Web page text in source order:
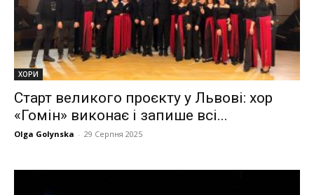
ХОРИ
Старт великого проєкту у Львові: хор
«Гомін» виконає і запише всі...
Olga Golynska - 29 Серпня 2025